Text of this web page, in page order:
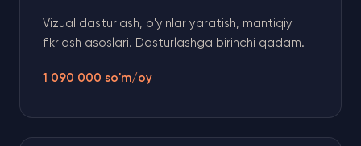
Vizual dasturlash, o'yinlar yaratish, mantiqiy
fikrlash asoslari. Dasturlashga birinchi qadam.
1 090 000 so'm/oy